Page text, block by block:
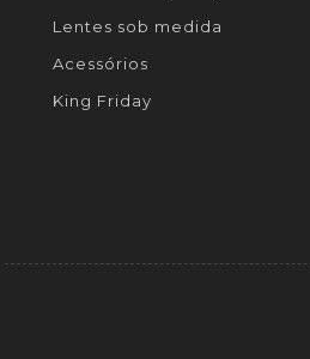
Lentes sob medida
Acessórios
King Friday